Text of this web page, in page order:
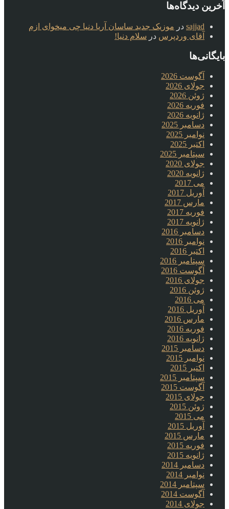
آخرین دیدگاه‌ها
sajjad در موزیک جدید ساسان آریا دنیا چی میخوای ازم
آقای وردپرس در سلام دنیا!
بایگانی‌ها
آگوست 2026
جولای 2026
ژوئن 2026
فوریه 2026
ژانویه 2026
دسامبر 2025
نوامبر 2025
اکتبر 2025
سپتامبر 2025
جولای 2020
ژانویه 2020
می 2017
آوریل 2017
مارس 2017
فوریه 2017
ژانویه 2017
دسامبر 2016
نوامبر 2016
اکتبر 2016
سپتامبر 2016
آگوست 2016
جولای 2016
ژوئن 2016
می 2016
آوریل 2016
مارس 2016
فوریه 2016
ژانویه 2016
دسامبر 2015
نوامبر 2015
اکتبر 2015
سپتامبر 2015
آگوست 2015
جولای 2015
ژوئن 2015
می 2015
آوریل 2015
مارس 2015
فوریه 2015
ژانویه 2015
دسامبر 2014
نوامبر 2014
سپتامبر 2014
آگوست 2014
جولای 2014